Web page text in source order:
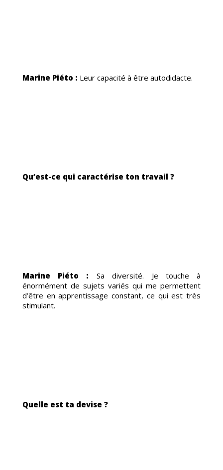
Marine Piéto : Leur capacité à être autodidacte.
Qu’est-ce qui caractérise ton travail ?
Marine Piéto : Sa diversité. Je touche à
énormément de sujets variés qui me permettent
d’être en apprentissage constant, ce qui est très
stimulant.
Quelle est ta devise ?